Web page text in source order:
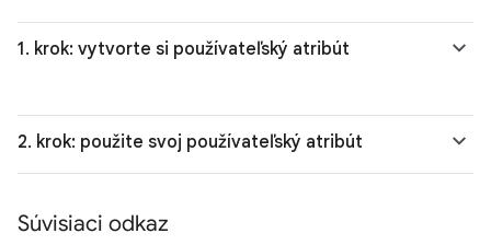
1. krok: vytvorte si používateľský atribút
2. krok: použite svoj používateľský atribút
Súvisiaci odkaz